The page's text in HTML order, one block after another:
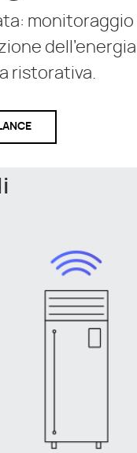
monitoraggio
dell’energia
ristorativa.